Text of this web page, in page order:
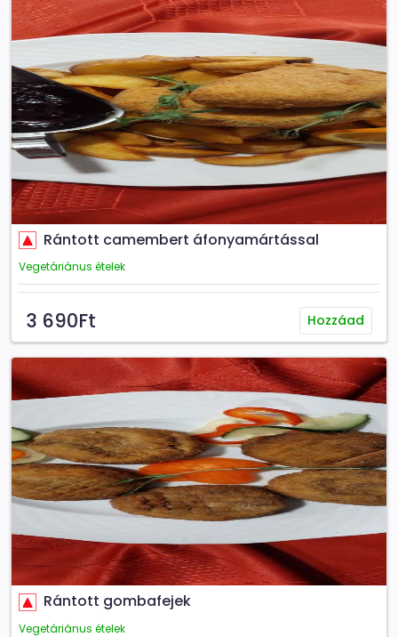
Rántott camembert áfonyamártással
Vegetáriánus ételek
3 690Ft Hozzáad
Rántott gombafejek
Vegetáriánus ételek